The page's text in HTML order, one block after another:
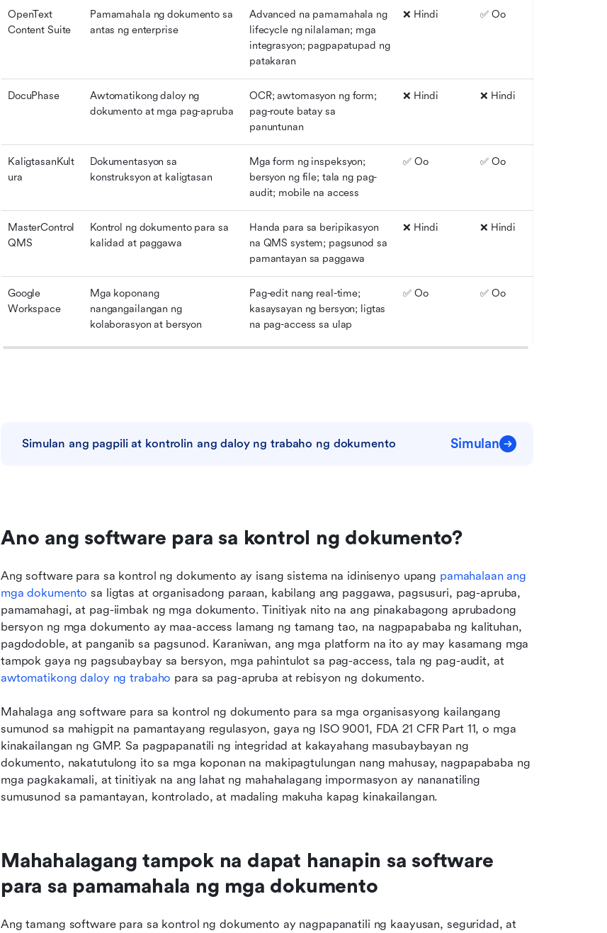
OpenText
Content Suite
Pamamahala ng dokumento sa
antas ng enterprise
Advanced na pamamahala ng
lifecycle ng nilalaman; mga
integrasyon; pagpapatupad ng
patakaran
❌ Hindi ✅ Oo
DocuPhase
Awtomatikong daloy ng
dokumento at mga pag-apruba
OCR; awtomasyon ng form;
pag-route batay sa
panuntunan
❌ Hindi ❌ Hindi
KaligtasanKult
ura
Dokumentasyon sa
konstruksyon at kaligtasan
Mga form ng inspeksyon;
bersyon ng file; tala ng pag-
audit; mobile na access
✅ Oo ✅ Oo
MasterControl
QMS
Kontrol ng dokumento para sa
kalidad at paggawa
Handa para sa beripikasyon
na QMS system; pagsunod sa
pamantayan sa paggawa
❌ Hindi ❌ Hindi
Google
Workspace
Mga koponang
nangangailangan ng
kolaborasyon at bersyon
Pag-edit nang real-time;
kasaysayan ng bersyon; ligtas
na pag-access sa ulap
✅ Oo ✅ Oo
Simulan ang pagpili at kontrolin ang daloy ng trabaho ng dokumento Simulan
Ano ang software para sa kontrol ng dokumento?
Ang software para sa kontrol ng dokumento ay isang sistema na idinisenyo upang pamahalaan ang
mga dokumento sa ligtas at organisadong paraan, kabilang ang paggawa, pagsusuri, pag-apruba,
pamamahagi, at pag-iimbak ng mga dokumento. Tinitiyak nito na ang pinakabagong aprubadong
bersyon ng mga dokumento ay maa-access lamang ng tamang tao, na nagpapababa ng kalituhan,
pagdodoble, at panganib sa pagsunod. Karaniwan, ang mga platform na ito ay may kasamang mga
tampok gaya ng pagsubaybay sa bersyon, mga pahintulot sa pag-access, tala ng pag-audit, at
awtomatikong daloy ng trabaho para sa pag-apruba at rebisyon ng dokumento.
Mahalaga ang software para sa kontrol ng dokumento para sa mga organisasyong kailangang
sumunod sa mahigpit na pamantayang regulasyon, gaya ng ISO 9001, FDA 21 CFR Part 11, o mga
kinakailangan ng GMP. Sa pagpapanatili ng integridad at kakayahang masubaybayan ng
dokumento, nakatutulong ito sa mga koponan na makipagtulungan nang mahusay, nagpapababa ng
mga pagkakamali, at tinitiyak na ang lahat ng mahahalagang impormasyon ay nananatiling
sumusunod sa pamantayan, kontrolado, at madaling makuha kapag kinakailangan.
Mahahalagang tampok na dapat hanapin sa software
para sa pamamahala ng mga dokumento
Ang tamang software para sa kontrol ng dokumento ay nagpapanatili ng kaayusan, seguridad, at